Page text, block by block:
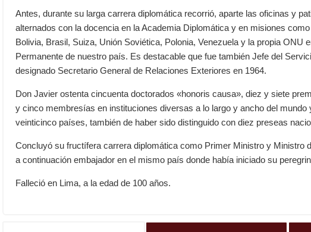
Antes, durante su larga carrera diplomática recorrió, aparte las oficinas y
alternados con la docencia en la Academia Diplomática y en misiones
Bolivia, Brasil, Suiza, Unión Soviética, Polonia, Venezuela y la propia ONU
Permanente de nuestro país. Es destacable que fue también Jefe del
designado Secretario General de Relaciones Exteriores en 1964.
Don Javier ostenta cincuenta doctorados «honoris causa», diez y siete
y cinco membresías en instituciones diversas a lo largo y ancho del mundo
veinticinco países, también de haber sido distinguido con diez preseas
Concluyó su fructífera carrera diplomática como Primer Ministro y Ministro
a continuación embajador en el mismo país donde había iniciado su
Falleció en Lima, a la edad de 100 años.